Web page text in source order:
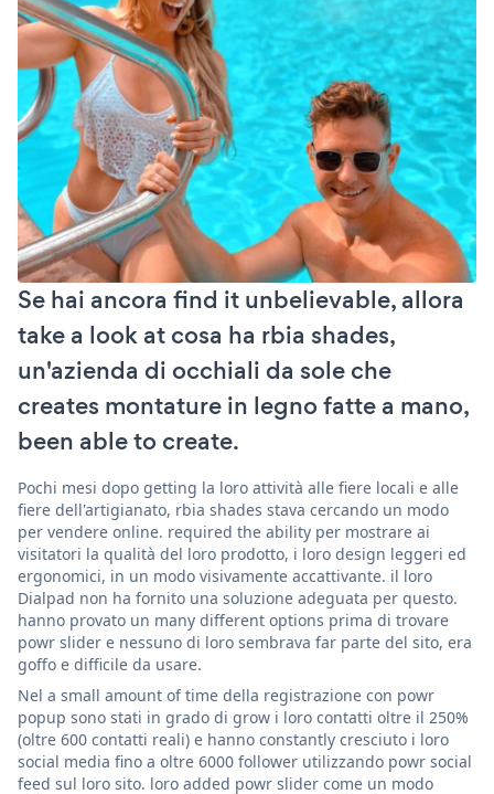
Se hai ancora find it unbelievable, allora
take a look at cosa ha rbia shades,
un'azienda di occhiali da sole che
creates montature in legno fatte a mano,
been able to create.
Pochi mesi dopo getting la loro attività alle fiere locali e alle
fiere dell'artigianato, rbia shades stava cercando un modo
per vendere online. required the ability per mostrare ai
visitatori la qualità del loro prodotto, i loro design leggeri ed
ergonomici, in un modo visivamente accattivante. il loro
Dialpad non ha fornito una soluzione adeguata per questo.
hanno provato un many different options prima di trovare
powr slider e nessuno di loro sembrava far parte del sito, era
goffo e difficile da usare.
Nel a small amount of time della registrazione con powr
popup sono stati in grado di grow i loro contatti oltre il 250%
(oltre 600 contatti reali) e hanno constantly cresciuto i loro
social media fino a oltre 6000 follower utilizzando powr social
feed sul loro sito. loro added powr slider come un modo